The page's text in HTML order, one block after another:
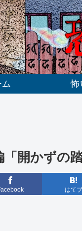
怖
「開かずの
はてブ